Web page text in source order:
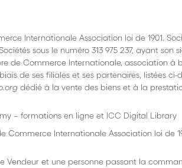
Internationale Association loi de 1901.
sous le numéro 313 975 237, ayant son
de Commerce Internationale, association à
de ses filiales et ses partenaires, listées ci-
dédié à la vente des biens et à la
– formations en ligne et ICC Digital Library
Commerce Internationale Association loi de
Vendeur et une personne passant la